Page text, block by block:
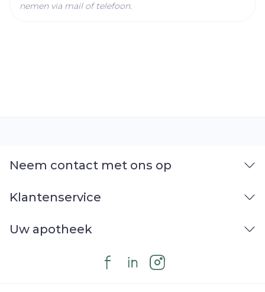
nemen via mail of telefoon.
Neem contact met ons op
Klantenservice
Uw apotheek